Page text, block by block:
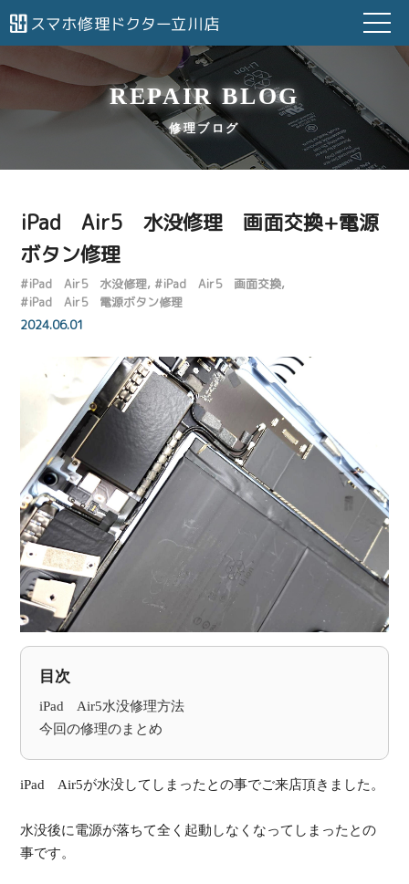
（
REPAIR BLOG
修理ブログ
iPad Air5 水没修理 画面交換+電源
ボタン修理
#iPad Air5 水没修理 #iPad Air5 画面交換
#iPad Air5 電源ボタン修理
2024.06.01
目次
iPad Air5水没修理方法
今回の修理のまとめ
iPad Air5が水没してしまったとの事でご来店頂きました。
水没後に電源が落ちて全く起動しなくなってしまったとの
事です。